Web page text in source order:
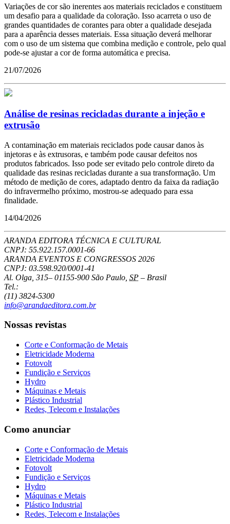
Variações de cor são inerentes aos materiais reciclados e constituem
um desafio para a qualidade da coloração. Isso acarreta o uso de
grandes quantidades de corantes para obter a qualidade desejada
para a aparência desses materiais. Essa situação deverá melhorar
com o uso de um sistema que combina medição e controle, pelo qual
pode-se ajustar a cor de forma automática e precisa.
21/07/2026
Análise de resinas recicladas durante a injeção e
extrusão
A contaminação em materiais reciclados pode causar danos às
injetoras e às extrusoras, e também pode causar defeitos nos
produtos fabricados. Isso pode ser evitado pelo controle direto da
qualidade das resinas recicladas durante a sua transformação. Um
método de medição de cores, adaptado dentro da faixa da radiação
do infravermelho próximo, mostrou-se adequado para essa
finalidade.
14/04/2026
ARANDA EDITORA TÉCNICA E CULTURAL
CNPJ: 55.922.157.0001-66
ARANDA EVENTOS E CONGRESSOS 2026
CNPJ: 03.598.920/0001-41
Al. Olga, 315– 01155-900 São Paulo SP – Brasil
Tel.:
(11) 3824-5300
info@arandaeditora.com.br
Nossas revistas
Corte e Conformação de Metais
Eletricidade Moderna
Fotovolt
Fundição e Serviços
Hydro
Máquinas e Metais
Plástico Industrial
Redes, Telecom e Instalações
Como anunciar
Corte e Conformação de Metais
Eletricidade Moderna
Fotovolt
Fundição e Serviços
Hydro
Máquinas e Metais
Plástico Industrial
Redes, Telecom e Instalações